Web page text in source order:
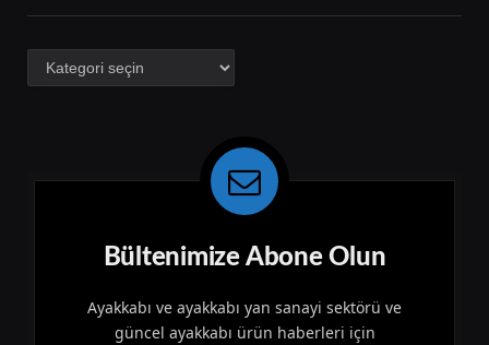
Kategoriler
Bültenimize Abone Olun
Ayakkabı ve ayakkabı yan sanayi sektörü ve
güncel ayakkabı ürün haberleri için